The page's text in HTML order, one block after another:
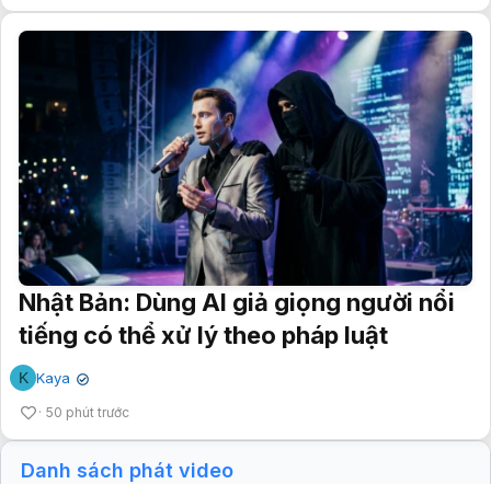
Nhật Bản: Dùng AI giả giọng người nổi
tiếng có thể xử lý theo pháp luật
K Kaya ✔
50 phút trước
Danh sách phát video